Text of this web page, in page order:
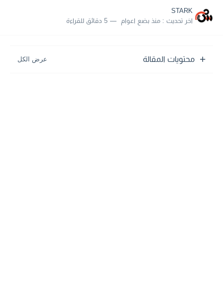
STARK
اخر تحديث : منذ بضع اعوام 5 دقائق للقراءة
محتويات المقالة